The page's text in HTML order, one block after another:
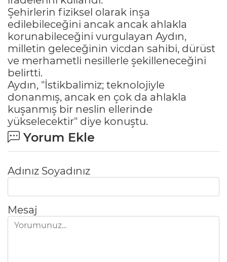
Şehirlerin fiziksel olarak inşa
edilebileceğini ancak ancak ahlakla
korunabileceğini vurgulayan Aydın,
milletin geleceğinin vicdan sahibi, dürüst
ve merhametli nesillerle şekilleneceğini
belirtti.
Aydın, "İstikbalimiz; teknolojiyle
donanmış, ancak en çok da ahlakla
kuşanmış bir neslin ellerinde
yükselecektir" diye konuştu.
Yorum Ekle
Adınız Soyadınız
Mesaj